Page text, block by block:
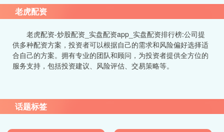
老虎配资
老虎配资-炒股配资_实盘配资app_实盘配资排行榜:公司提
供多种配资方案，投资者可以根据自己的需求和风险偏好选择适
合自己的方案。拥有专业的团队和顾问，为投资者提供全方位的
服务支持，包括投资建议、风险评估、交易策略等。
话题标签